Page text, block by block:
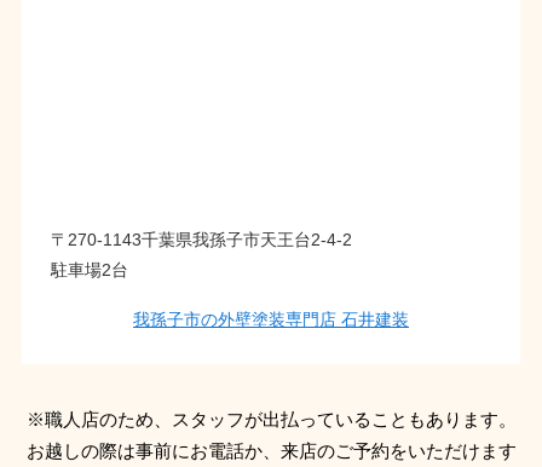
〒270-1143千葉県我孫子市天王台2-4-2
駐車場2台
我孫子市の外壁塗装専門店 石井建装
※職人店のため、スタッフが出払っていることもあります。
お越しの際は事前にお電話か、来店のご予約をいただけます